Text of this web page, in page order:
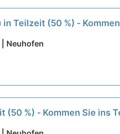
Teilzeit (50 %) - Kommen
Neuhofen
%) - Kommen Sie ins